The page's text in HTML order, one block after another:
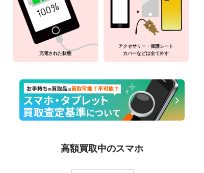
充電された状態
アクセサリー・保護シート
カバーなどは全て外す
高額買取中のスマホ